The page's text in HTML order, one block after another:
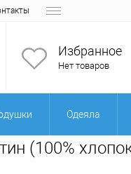
Избранное
Нет товаров
Одеяла
(100%